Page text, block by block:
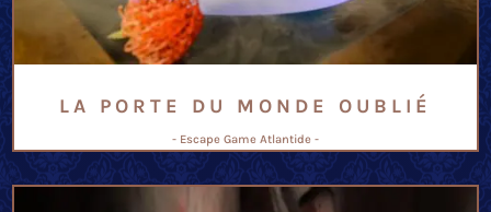
LA PORTE DU MONDE OUBLIÉ
- Escape Game Atlantide -